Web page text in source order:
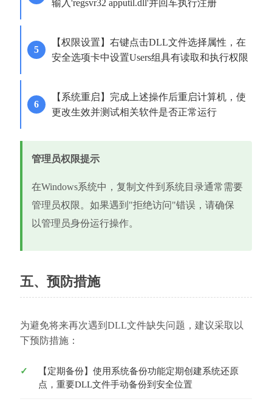
输入'regsvr32 apputil.dll'并回车执行注册
【权限设置】右键点击DLL文件选择属性，在
安全选项卡中设置Users组具有读取和执行权限
【系统重启】完成上述操作后重启计算机，使
更改生效并测试相关软件是否正常运行
管理员权限提示
在Windows系统中，复制文件到系统目录通常需要
管理员权限。如果遇到"拒绝访问"错误，请确保
以管理员身份运行操作。
五、预防措施
为避免将来再次遇到DLL文件缺失问题，建议采取以
下预防措施：
【定期备份】使用系统备份功能定期创建系统还原
点，重要DLL文件手动备份到安全位置